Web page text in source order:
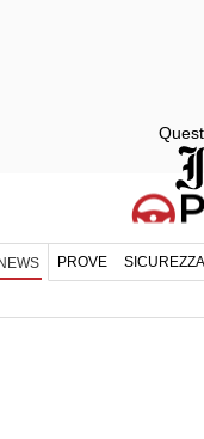
PROVE